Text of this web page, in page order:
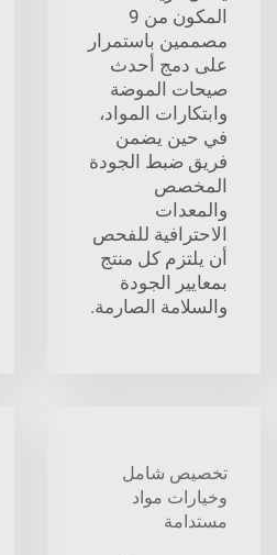
المكون من 9
مصممين باستمرار
على دمج أحدث
صيحات الموضة
وابتكارات المواد،
في حين يضمن
فريق ضبط الجودة
المخصص
والمعدات
الاحترافية للفحص
أن يلتزم كل منتج
بمعايير الجودة
والسلامة الصارمة.
تخصيص شامل
وخيارات مواد
مستدامة